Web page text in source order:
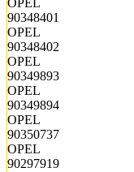
90348401
OPEL
90348402
OPEL
90349893
OPEL
90349894
OPEL
90350737
OPEL
90297919